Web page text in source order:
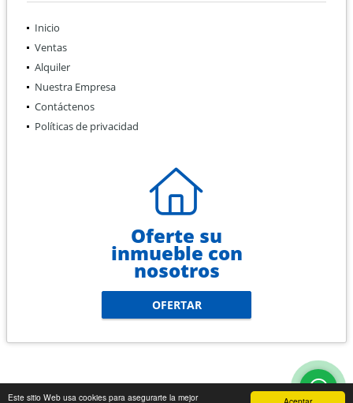
Este sitio Web usa cookies para asegurarte la mejor
Inicio
Ventas
Alquiler
Nuestra Empresa
Contáctenos
Políticas de privacidad
Oferte su
inmueble con
nosotros
OFERTAR